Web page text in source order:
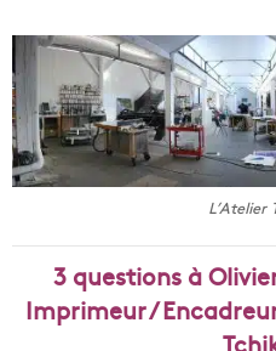
L’Atelier
3 questions à
Imprimeur /